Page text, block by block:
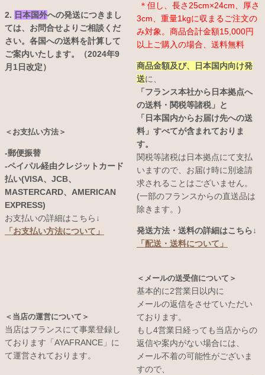
2. 日本国外への発送につきまし
ては、お問合せよりご相談くだ
さい。各国への送料を計算して
ご案内いたします。（2024年9
月1日改定）
＜お支払い方法＞
-郵便振替
-ペイパル経由クレジットカード
払い(VISA、JCB、
MASTERCARD、AMERICAN
EXPRESS)
お支払いの詳細はこちら↓
「お支払い方法について」
＜当店の運営について＞
当店はフランスにて事業登録し
ております「AYAFRANCE」に
て運営されております。
＊但し、長さ25cm×24cm、厚さ
3cm、重量1kgに収まるご注文の
み対象。商品合計金額15,000円
以上ご購入の場合、送料無料
商品金額及び、日本国内向け発
送に、
「フランス本社から日本拠点へ
の送料・関税等諸税」と
「日本国内からお届け先への送
料」すべてが含まれておりま
す。
関税等諸税は日本拠点にて支払
いますので、お届け時に別途請
求されることはございません。
(一部のフランスからの直送品は
除きます。)
発送方法・送料の詳細はこちら↓
「配送・送料について」
＜メールの送受信について＞
基本的に2営業日以内に
メールの返信をさせていただい
ております。
もし4営業日経っても当店からの
返信や案内がない場合には、
メール不着の可能性がございま
すので、